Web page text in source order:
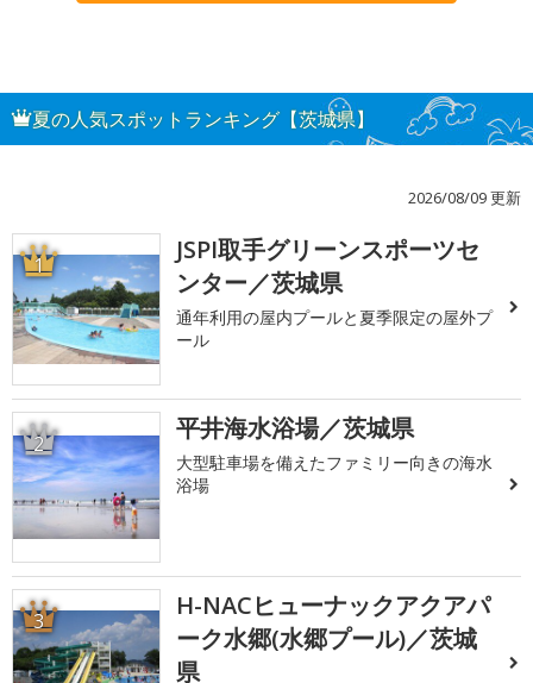
夏の人気スポットランキング【茨城県】
2026/08/09 更新
1
JSPI取手グリーンスポーツセ
ンター／茨城県
通年利用の屋内プールと夏季限定の屋外プ
ール
2 平井海水浴場／茨城県
大型駐車場を備えたファミリー向きの海水
浴場
3
H-NACヒューナックアクアパ
ーク水郷(水郷プール)／茨城
県